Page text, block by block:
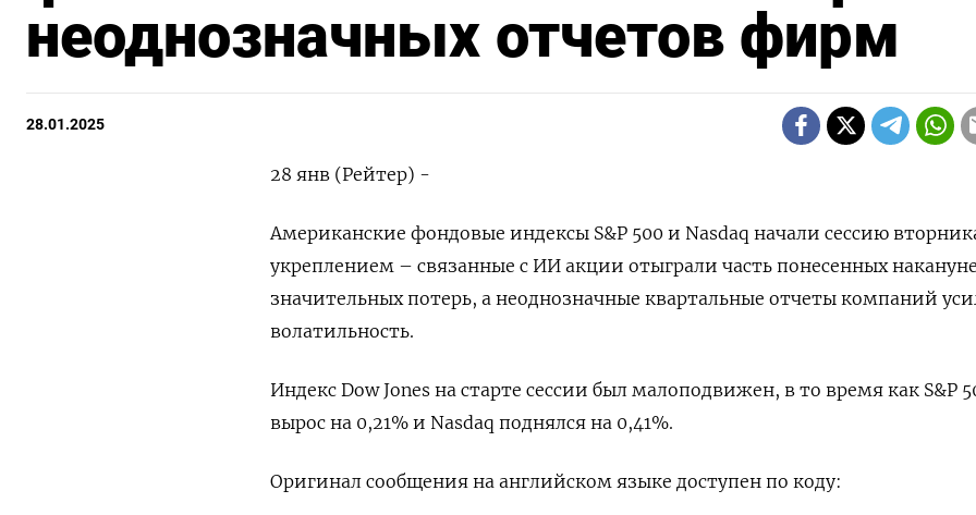
неоднозначных отчетов фирм
28.01.2025
28 янв (Рейтер) -
Американские фондовые индексы S&P 500 и Nasdaq начали сессию
укреплением – связанные с ИИ акции отыграли часть понесенных накануне
значительных потерь, а неоднозначные квартальные отчеты компаний
волатильность.
Индекс Dow Jones на старте сессии был малоподвижен, в то время как S&P
вырос на 0,21% и Nasdaq поднялся на 0,41%.
Оригинал сообщения на английском языке доступен по коду: